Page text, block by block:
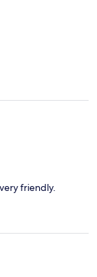
friendly.